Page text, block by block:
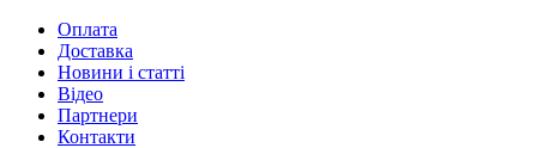
Оплата
Доставка
Новини і статті
Відео
Партнери
Контакти